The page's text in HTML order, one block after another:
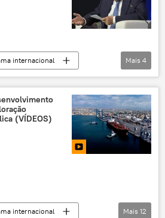
Carta Democrática da Organização dos Estados Americanos (OEA)
internacional
Niamey
Mais 4
(VÍDEOS)
internacional
Mais 12